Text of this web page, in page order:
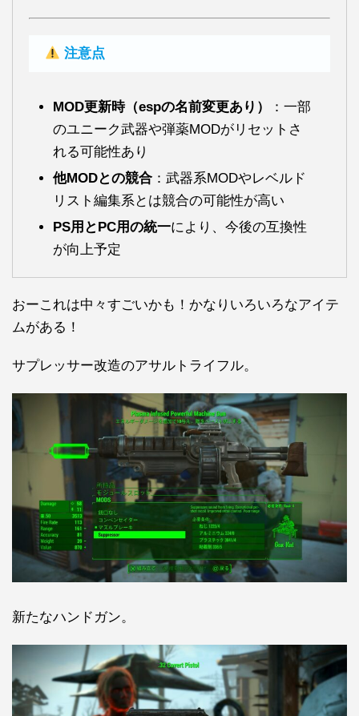
注意点
MOD更新時（espの名前変更あり）
：一部
のユニーク武器や弾薬MODがリセットさ
れる可能性あり
他MODとの競合 ：武器系MODやレベルド
リスト編集系とは競合の可能性が高い
PS用とPC用の統一により、今後の互換性
が向上予定
おーこれは中々すごいかも！かなりいろいろなアイテ
ムがある！
サプレッサー改造のアサルトライフル。
新たなハンドガン。